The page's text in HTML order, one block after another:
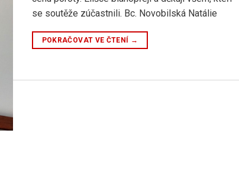
se soutěže zúčastnili. Bc. Novobilská Natálie
POKRAČOVAT VE ČTENÍ →